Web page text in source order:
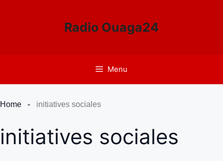
Radio Ouaga24
Menu
Home initiatives sociales
initiatives sociales